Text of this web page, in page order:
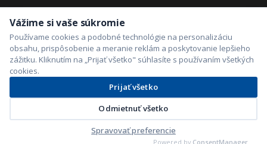
Vážime si vaše súkromie
Používame cookies a podobné technológie na personalizáciu
obsahu, prispôsobenie a meranie reklám a poskytovanie lepšieho
zážitku. Kliknutím na „Prijať všetko" súhlasíte s používaním všetkých
cookies.
Prijať všetko
Odmietnuť všetko
Spravovať preferencie
Powered by ConsentManager